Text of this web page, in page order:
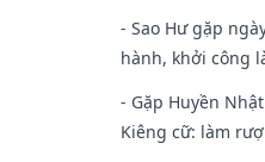
- Sao Hư gặp
hành, khởi công
- Gặp Huyền
Kiêng cữ: làm